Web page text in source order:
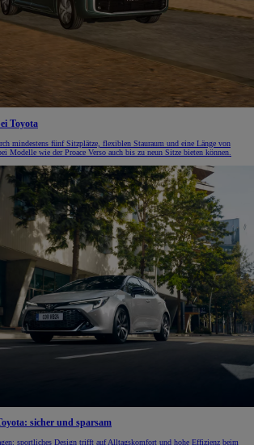
Toyota
mindestens fünf Sitzplätze, flexiblen Stauraum und eine Länge von
Modelle wie der Proace Verso auch bis zu neun Sitze bieten können.
sicher und sparsam
sportliches Design trifft auf Alltagskomfort und hohe Effizienz beim